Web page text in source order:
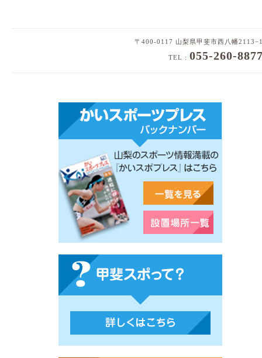
〒400-0117 山梨県甲斐市西八幡
TEL : 055-260-